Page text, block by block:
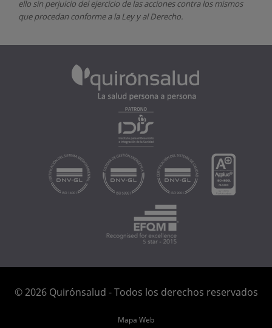
ello sin perjuicio del ejercicio de las acciones contra los mismos
que procedan conforme a la Ley y al Derecho.
© 2026 Quirónsalud - Todos los derechos reservados
Mapa Web